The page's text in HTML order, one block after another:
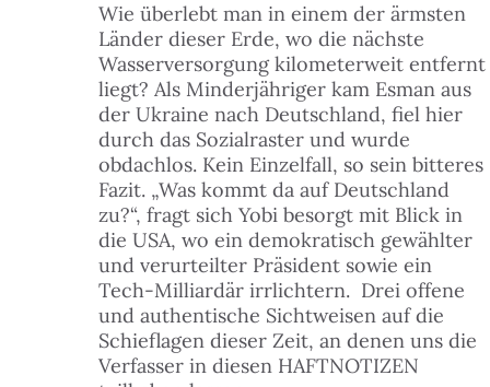
DU HILFE
& MITMACHEN
Wie überlebt man in einem der ärmsten
Länder dieser Erde, wo die nächste
Wasserversorgung kilometerweit entfernt
liegt? Als Minderjähriger kam Esman aus
der Ukraine nach Deutschland, fiel hier
durch das Sozialraster und wurde
obdachlos. Kein Einzelfall, so sein bitteres
Fazit. „Was kommt da auf Deutschland
zu?“, fragt sich Yobi besorgt mit Blick in
die USA, wo ein demokratisch gewählter
und verurteilter Präsident sowie ein
Tech-Milliardär irrlichtern. Drei offene
und authentische Sichtweisen auf die
Schieflagen dieser Zeit, an denen uns die
Verfasser in diesen HAFTNOTIZEN